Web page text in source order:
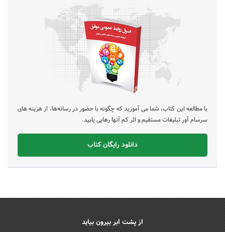
با مطالعه این کتاب، شما می آموزید که چگونه با حضور در رسانه‌ها، از هزینه های
سرسام آور تبلیغات مستقیم و اثر کم آنها رهایی یابید.
دانلود رایگان کتاب
از پشت ابر بیرون بیاید